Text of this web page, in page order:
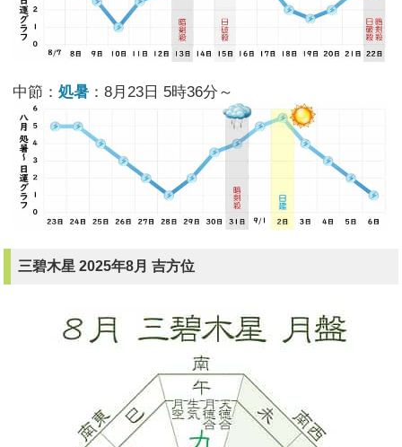
中節：処暑 ：8月23日 5時36分～
三碧木星 2025年8月 吉方位